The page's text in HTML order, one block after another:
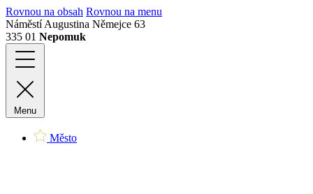
Rovnou na obsah Rovnou na menu
Náměstí Augustina Němejce 63
335 01 Nepomuk
Menu
Město